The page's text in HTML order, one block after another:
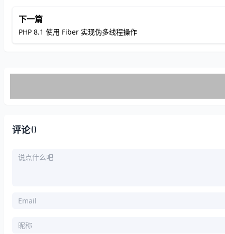
下一篇
PHP 8.1 使用 Fiber 实现伪多线程操作
评论0